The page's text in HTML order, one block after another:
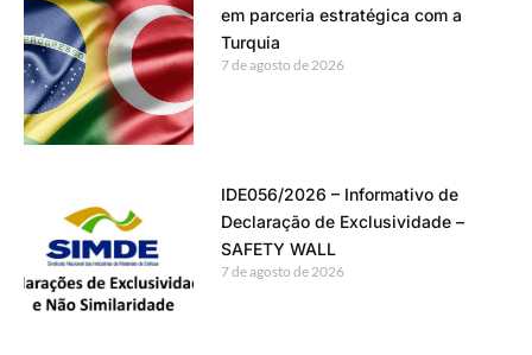
em parceria estratégica com a
Turquia
7 de agosto de 2026
IDE056/2026 – Informativo de
Declaração de Exclusividade –
SAFETY WALL
7 de agosto de 2026